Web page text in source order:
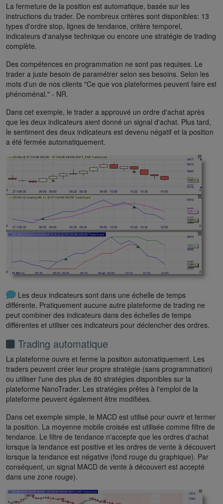
La fermeture de la position est automatique, basée sur les
instructions du trader. De nombreux critères sont disponibles: 13
types d'ordre stop, lignes de tendance, critère temporel,
indicateurs d'analyse technique ou encore une stratégie de trading
complète.
Des compétences en programmation ne sont pas requises. Le
trader a juste besoin de paramétrer selon ses besoins. Selon les
mots d'un de nos clients "Ce que vos plateformes peuvent faire est
phénoménal." - NR.
Dans cet exemple, le trader a approuvé un ordre d'achat après
que les deux indicateurs aient donné un signal d'achat. Plus tard,
le sentiment des deux indicateurs est devenu négatif et la position
a été fermée automatiquement.
Les deux indicateurs sont dans une échelle de temps
différente. Pratiquement aucune autre plateforme de trading ne
peut combiner des indicateurs dans des échelles de temps
différentes et utiliser ces indicateurs pour déclencher des ordres.
Trading automatique
La plateforme ouvre et ferme la position automatiquement. Les
traders peuvent créer leur propre stratégie (sans programmation)
ou utiliser l'une des plus de 80 stratégies disponibles sur la
plateforme NanoTrader. Les stratégies prêtes à l'emploi de la
plateforme peuvent également être modifiées.
Dans cet exemple simple, le MACD est utilisé pour ouvrir et fermer
la position. La moyenne mobile croisée est utilisée comme filtre de
tendance. Le filtre de tendance n'accepte que les ordres d'achat
lorsque la tendance est positive et les ordres de vente à découvert
lorsque la tendance est négative (fond rouge du graphique). Par
conséquent, un signal MACD de vente à découvert est accepté
dans une zone rouge).